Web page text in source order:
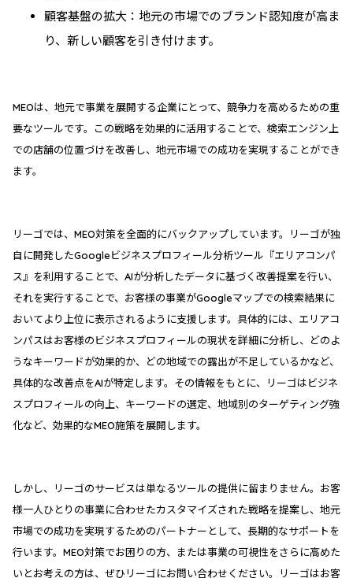
顧客基盤の拡大：地元の市場でのブランド認知度が高ま
り、新しい顧客を引き付けます。
MEOは、地元で事業を展開する企業にとって、競争力を高めるための重
要なツールです。この戦略を効果的に活用することで、検索エンジン上
での店舗の位置づけを改善し、地元市場での成功を実現することができ
ます。
リーゴでは、MEO対策を全面的にバックアップしています。リーゴが独
自に開発したGoogleビジネスプロフィール分析ツール『エリアコンパ
ス』を利用することで、AIが分析したデータに基づく改善提案を行い、
それを実行することで、お客様の事業がGoogleマップでの検索結果に
おいてより上位に表示されるように支援します。具体的には、エリアコ
ンパスはお客様のビジネスプロフィールの現状を詳細に分析し、どのよ
うなキーワードが効果的か、どの地域での露出が不足しているかなど、
具体的な改善点をAIが特定します。その情報をもとに、リーゴはビジネ
スプロフィールの向上、キーワードの選定、地域別のターゲティング強
化など、効果的なMEO施策を展開します。
しかし、リーゴのサービスは単なるツールの提供に留まりません。お客
様一人ひとりの事業に合わせたカスタマイズされた戦略を提案し、地元
市場での成功を実現するためのパートナーとして、長期的なサポートを
行います。MEO対策でお困りの方、または事業の可視性をさらに高めた
いとお考えの方は、ぜひリーゴにお問い合わせください。リーゴはお客